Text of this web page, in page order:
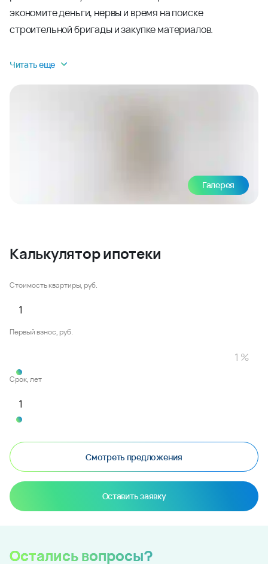
экономите деньги, нервы и время на поиске
строительной бригады и закупке материалов.
Читать еще
Галерея
Калькулятор ипотеки
Стоимость квартиры, руб.
Первый взнос, руб.
Срок, лет
Смотреть предложения
Оставить заявку
Остались вопросы?